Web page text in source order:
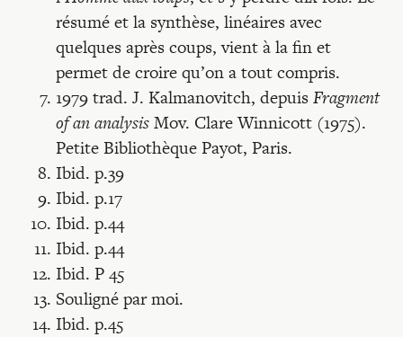
résumé et la synthèse, linéaires avec
quelques après coups, vient à la fin et
permet de croire qu’on a tout compris.
1979 trad. J. Kalmanovitch, depuisFragment
of an analysisMov. Clare Winnicott (1975).
Petite Bibliothèque Payot, Paris.
Ibid. p.39
Ibid. p.17
Ibid. p.44
Ibid. p.44
Ibid. P 45
Souligné par moi.
Ibid. p.45